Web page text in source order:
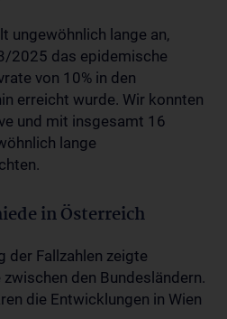
ungewöhnlich lange an,
2025 das epidemische
von 10% in den
erreicht wurde. Wir konnten
und mit insgesamt 16
lange
in Österreich
der Fallzahlen zeigte
den Bundesländern.
die Entwicklungen in Wien